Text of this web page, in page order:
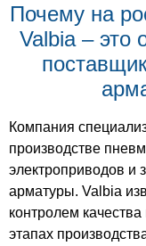
Почему на
Valbia – это
Компания
производстве
электроприводов и
арматуры. Valbia
контролем
этапах